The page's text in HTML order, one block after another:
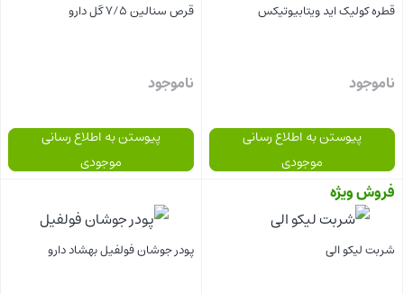
قطره کولیک اید ویتابیوتیکس
ناموجود
بستن
پیوستن به اطلاع رسانی
موجودی
قرص سنالین 7/5 گل دارو
ناموجود
پیوستن به اطلاع رسانی
موجودی
فروش ویژه
شربت لیکو الی پودر جوشان فولفیل بهشاد دارو